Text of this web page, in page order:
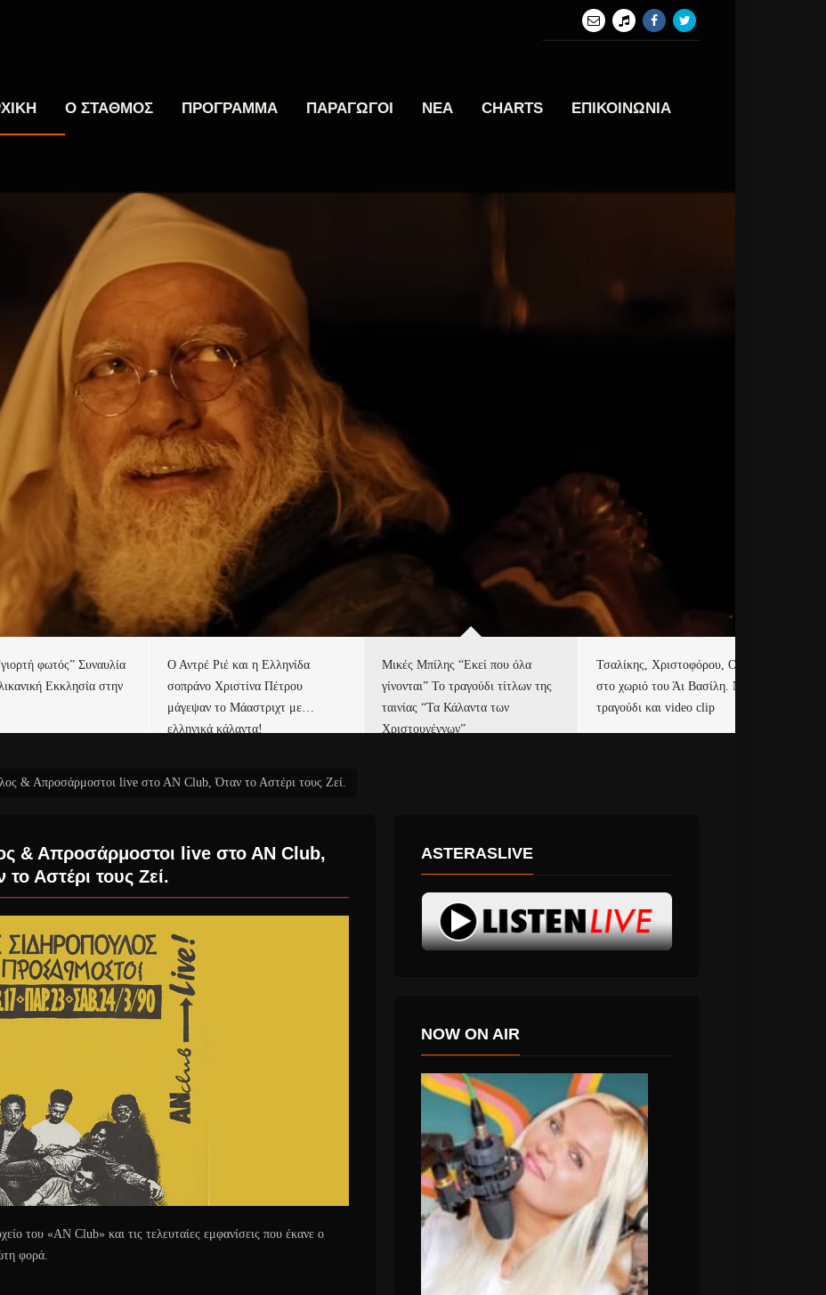
Ο ΣΤΑΘΜΟΣ ΠΡΟΓΡΑΜΜΑ ΠΑΡΑΓΩΓΟΙ ΝΕΑ CHARTS ΕΠΙΚΟΙΝΩΝΙΑ
φωτός” Συναυλία
Εκκλησία στην
Ο Αντρέ Ριέ και η Ελληνίδα
σοπράνο Χριστίνα Πέτρου
μάγεψαν το Μάαστριχτ με…
ελληνικά κάλαντα!
Μικές Μπίλης “Εκεί που όλα
γίνονται” Το τραγούδι τίτλων της
ταινίας “Τα Κάλαντα των
Χριστουγέννων”
Τσαλίκης, Χριστοφόρου, ONE
στο χωριό του Άι Βασίλη. Νέο
τραγούδι και video clip
& Απροσάρμοστοι live στο ΑΝ Club, Όταν το Αστέρι τους Ζεί.
& Απροσάρμοστοι live στο ΑΝ Club,
το Αστέρι τους Ζεί.
του «ΑΝ Club» και τις τελευταίες εμφανίσεις που έκανε ο
φορά.
ASTERASLIVE
NOW ON AIR